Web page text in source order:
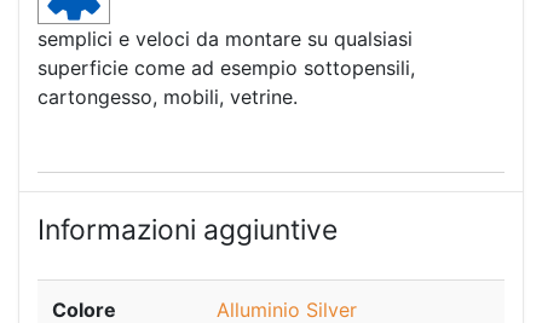
semplici e veloci da montare su qualsiasi
superficie come ad esempio sottopensili,
cartongesso, mobili, vetrine.
Informazioni aggiuntive
Colore Alluminio Silver